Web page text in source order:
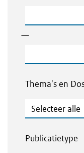
—
Thema's en
Thema's en
Publicatietype